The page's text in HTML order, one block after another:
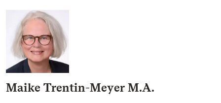
Maike Trentin-Meyer M.A.